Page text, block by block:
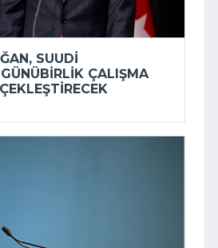
SUUDI
ÇALIŞMA